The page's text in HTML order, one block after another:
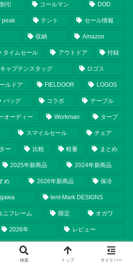
割引 コールマン DOD
peak テント セール情報
収納 Amazon
タイムセール アウトドア 付録
キャプテンスタッグ ロゴス
ルドア FIELDOOR LOGOS
バッグ コラボ テーブル
オーディー Workman タープ
スマイルセール チェア
ー 比較 軽量 まとめ
2025年新商品 2024年新商品
め 2026年新商品 保冷
tent-Mark DESIGNS
ニフレーム 限定 オガワ
2026年 レビュー
検索 トップ サイドバー